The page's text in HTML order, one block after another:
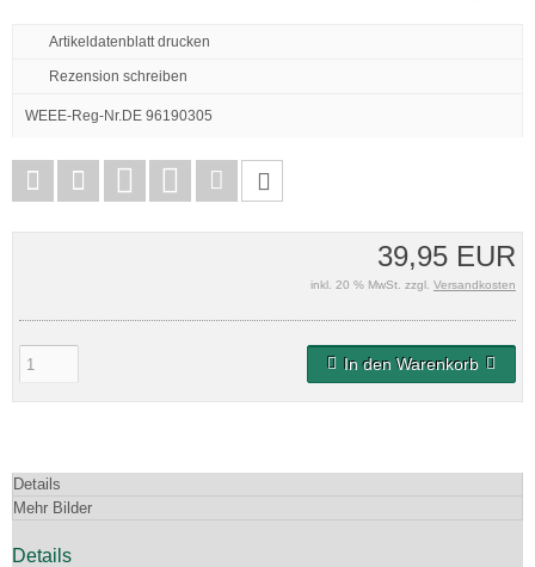
Artikeldatenblatt drucken
Rezension schreiben
WEEE-Reg-Nr.DE 96190305
39,95 EUR
inkl. 20 % MwSt. zzgl. Versandkosten
In den Warenkorb
Details
Mehr Bilder
Details